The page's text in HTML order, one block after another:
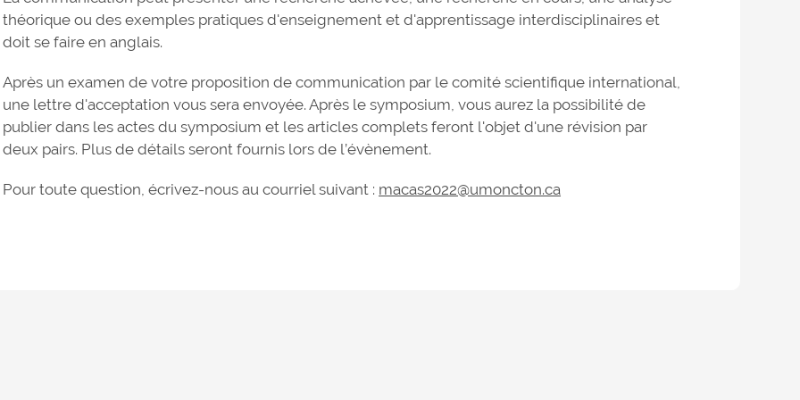
théorique ou des exemples pratiques d'enseignement et d'apprentissage interdisciplinaires et
doit se faire en anglais.
Après un examen de votre proposition de communication par le comité scientifique international,
une lettre d'acceptation vous sera envoyée. Après le symposium, vous aurez la possibilité de
publier dans les actes du symposium et les articles complets feront l'objet d'une révision par
deux pairs. Plus de détails seront fournis lors de l’évènement.
Pour toute question, écrivez-nous au courriel suivant : macas2022@umoncton.ca